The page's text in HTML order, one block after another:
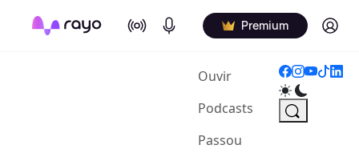
On Air Podcasts Premium Log in
Ouvir(current)
Podcasts
Passou